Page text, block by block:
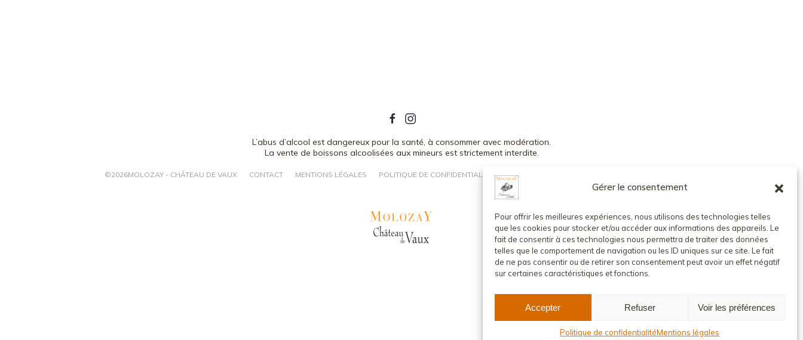
Gérer le consentement
Pour offrir les meilleures expériences, nous utilisons des technologies telles
que les cookies pour stocker et/ou accéder aux informations des appareils. Le
fait de consentir à ces technologies nous permettra de traiter des données
telles que le comportement de navigation ou les ID uniques sur ce site. Le fait
de ne pas consentir ou de retirer son consentement peut avoir un effet négatif
sur certaines caractéristiques et fonctions.
Accepter Refuser Voir les préférences
Politique de confidentialitéMentions légales
L’abus d’alcool est dangereux pour la santé, à consommer avec modération.
La vente de boissons alcoolisées aux mineurs est strictement interdite.
©2026MOLOZAY - CHÂTEAU DE VAUX CONTACT MENTIONS LÉGALES POLITIQUE DE CONFIDENTIALITÉ CONDITIONS GÉNÉRALES DE VENTE